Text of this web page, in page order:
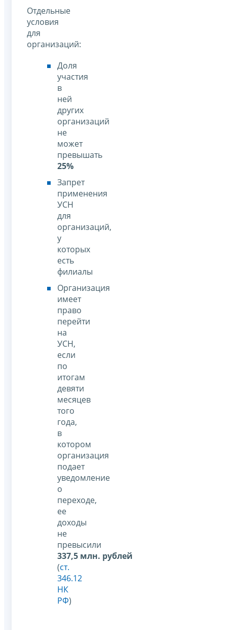
Отдельные
условия
для
организаций:
Доля
участия
в
ней
других
организаций
не
может
превышать
25%
Запрет
применения
УСН
для
организаций,
у
которых
есть
филиалы
Организация
имеет
право
перейти
на
УСН,
если
по
итогам
девяти
месяцев
того
года,
в
котором
организация
подает
уведомление
о
переходе,
ее
доходы
не
превысили
337,5 млн. рублей
(ст.
346.12
НК
РФ)